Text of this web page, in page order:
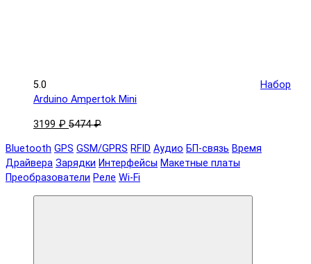
5.0
Набор
Arduino Ampertok Mini
3199 ₽ 5474 ₽
Bluetooth GPS GSM/GPRS RFID Аудио БП-связь Время
Драйвера Зарядки Интерфейсы Макетные платы
Преобразователи Реле Wi-Fi